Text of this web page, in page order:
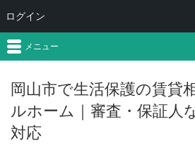
岡山市で生活保護の賃貸
ルホーム｜審査・保証人
対応
メニュー
ログイン